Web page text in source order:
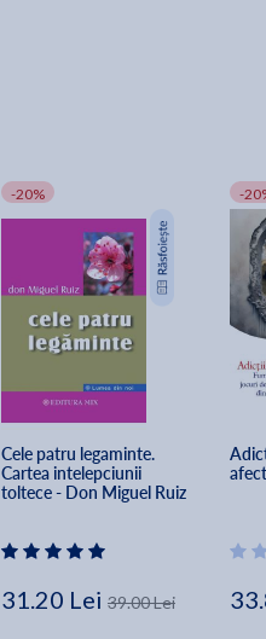
-20%
Cele patru legaminte.
Cartea intelepciunii
toltece - Don Miguel Ruiz
31.20 Lei 39.00 Lei
-